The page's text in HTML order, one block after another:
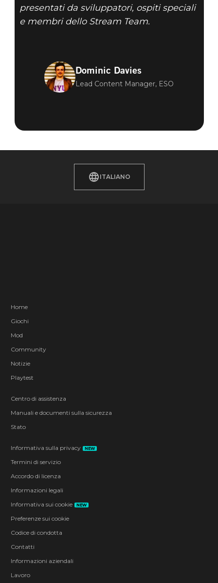
presentati da sviluppatori, ospiti speciali
e membri dello Stream Team.
Dominic Davies
Lead Content Manager, ESO
ITALIANO
Home
Giochi
Mod
Community
Notizie
Playtest
Centro di assistenza
Manuali e documenti sulla sicurezza
Stato
Informativa sulla privacy NEW
Termini di servizio
Accordo di licenza
Informazioni legali
Informativa sui cookie
NEW
Preferenze sui cookie
Codice di condotta
Contatti
Informazioni aziendali
Lavoro